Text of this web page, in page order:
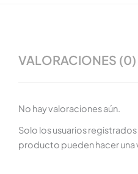
VALORACIONES (0)
No hay valoraciones aún.
Solo los usuarios
producto pueden hacer una